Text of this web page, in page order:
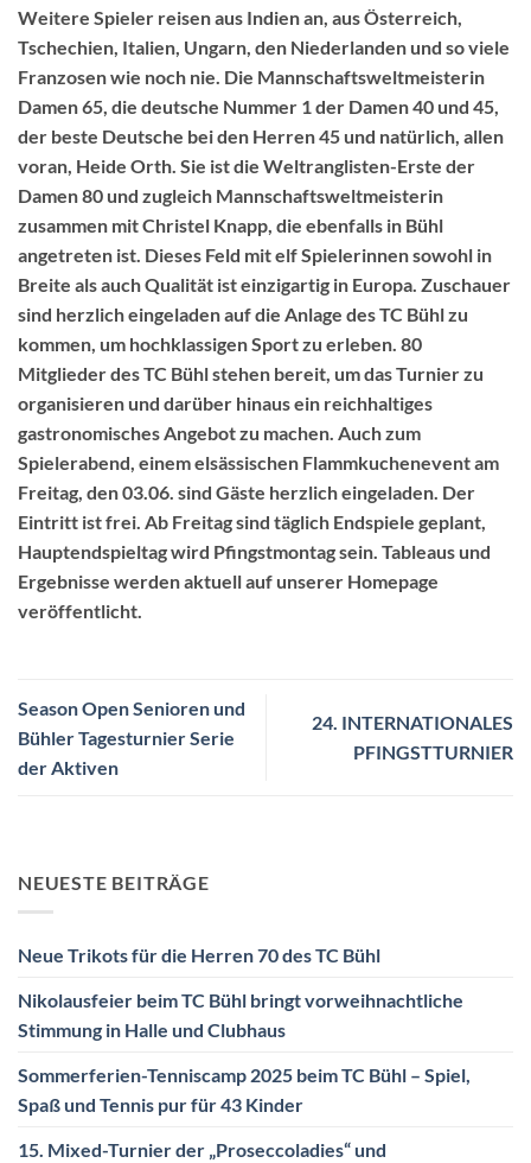
Weitere Spieler reisen aus Indien an, aus Österreich,
Tschechien, Italien, Ungarn, den Niederlanden und so viele
Franzosen wie noch nie. Die Mannschaftsweltmeisterin
Damen 65, die deutsche Nummer 1 der Damen 40 und 45,
der beste Deutsche bei den Herren 45 und natürlich, allen
voran, Heide Orth. Sie ist die Weltranglisten-Erste der
Damen 80 und zugleich Mannschaftsweltmeisterin
zusammen mit Christel Knapp, die ebenfalls in Bühl
angetreten ist. Dieses Feld mit elf Spielerinnen sowohl in
Breite als auch Qualität ist einzigartig in Europa. Zuschauer
sind herzlich eingeladen auf die Anlage des TC Bühl zu
kommen, um hochklassigen Sport zu erleben. 80
Mitglieder des TC Bühl stehen bereit, um das Turnier zu
organisieren und darüber hinaus ein reichhaltiges
gastronomisches Angebot zu machen. Auch zum
Spielerabend, einem elsässischen Flammkuchenevent am
Freitag, den 03.06. sind Gäste herzlich eingeladen. Der
Eintritt ist frei. Ab Freitag sind täglich Endspiele geplant,
Hauptendspieltag wird Pfingstmontag sein. Tableaus und
Ergebnisse werden aktuell auf unserer Homepage
veröffentlicht.
Season Open Senioren und
Bühler Tagesturnier Serie
der Aktiven
24. INTERNATIONALES
PFINGSTTURNIER
NEUESTE BEITRÄGE
Neue Trikots für die Herren 70 des TC Bühl
Nikolausfeier beim TC Bühl bringt vorweihnachtliche
Stimmung in Halle und Clubhaus
Sommerferien-Tenniscamp 2025 beim TC Bühl – Spiel,
Spaß und Tennis pur für 43 Kinder
15. Mixed-Turnier der „Proseccoladies“ und